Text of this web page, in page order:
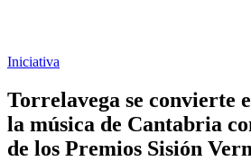
Iniciativa
Torrelavega se convierte
la música de Cantabria
de los Premios Sisión